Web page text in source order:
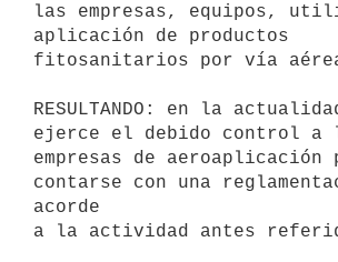
las empresas, equipos,
aplicación de productos
fitosanitarios por vía
RESULTANDO: en la
ejerce el debido control a
empresas de aeroaplicación
contarse con una
acorde
a la actividad antes